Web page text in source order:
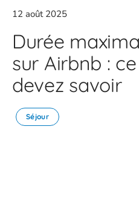
12 août 2025
Durée
sur Airbnb :
devez savoir
Séjour